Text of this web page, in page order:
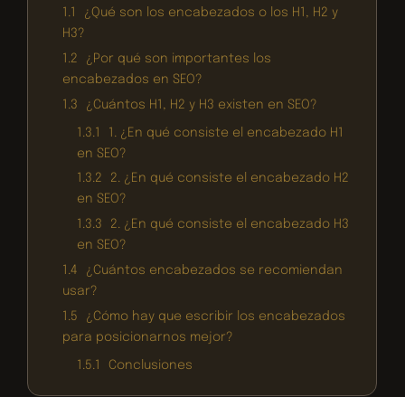
1.1
¿Qué son los encabezados o los H1, H2 y
H3?
1.2
¿Por qué son importantes los
encabezados en SEO?
1.3
¿Cuántos H1, H2 y H3 existen en SEO?
1.3.1
1. ¿En qué consiste el encabezado H1
en SEO?
1.3.2
2. ¿En qué consiste el encabezado H2
en SEO?
1.3.3
2. ¿En qué consiste el encabezado H3
en SEO?
1.4
¿Cuántos encabezados se recomiendan
usar?
1.5
¿Cómo hay que escribir los encabezados
para posicionarnos mejor?
1.5.1 Conclusiones